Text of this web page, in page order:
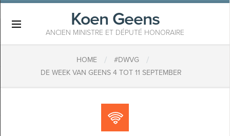
Koen Geens
ANCIEN MINISTRE ET DÉPUTÉ HONORAIRE
HOME / #DWVG /
DE WEEK VAN GEENS 4 TOT 11 SEPTEMBER